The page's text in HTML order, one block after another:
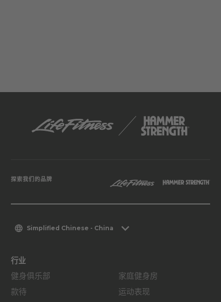
探索我们的品牌
Simplified Chinese - China
行业
健身俱乐部
款待
家庭健身房
运动表现